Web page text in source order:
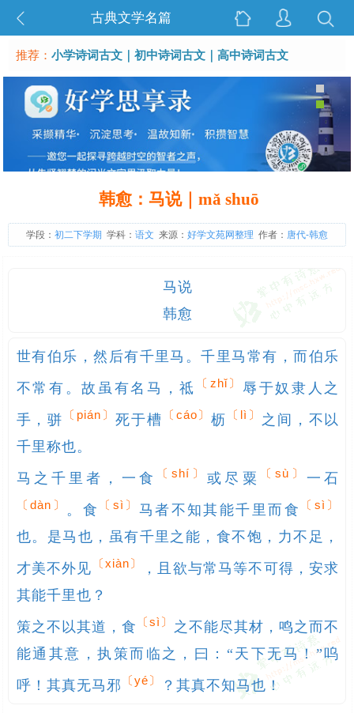
古典文学名篇
推荐：小学诗词古文 ｜初中诗词古文 ｜高中诗词古文
韩愈：马说｜mǎ shuō
学段： 初二下学期 学科： 语文 来源： 好学文苑网整理 作者： 唐代-韩愈
马说
世有伯乐，然后有千里马。千里马常有，而伯乐
不常有。故虽有名马，祗
〔zhǐ〕 辱于奴隶人之
手，骈
〔pián〕 死于槽 〔cáo〕枥 〔lì〕
之间，不以
千里称也。
马之千里者，一食
〔shí〕或尽粟 〔sù〕 一石
〔dàn〕 。食 〔sì〕 马者不知其能千里而食 〔sì〕
也。是马也，虽有千里之能，食不饱，力不足，
才美不外见 〔xiàn〕
，且欲与常马等不可得，安求
其能千里也？
策之不以其道，食
〔sì〕
之不能尽其材，鸣之而不
能通其意，执策而临之，曰：“天下无马！”呜
呼！其真无马邪 〔yé〕 ？其真不知马也！